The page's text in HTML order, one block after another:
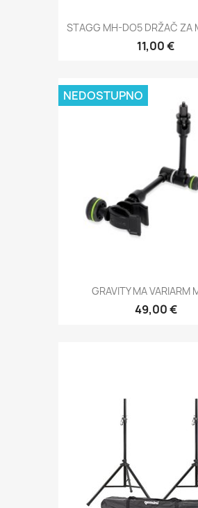
STAGG MH-DO5 DRŽAČ ZA
11,00 €
GRAVITY MA VARIARM
49,00 €
NEDOSTUPNO